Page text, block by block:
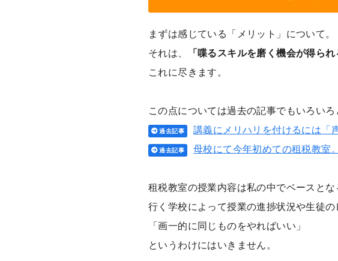
まずは感じている「メリット」について。
それは、
「喋るスキルを磨く機会が得られ
これに尽きます。
この点については過去の記事でもいろいろ
過去記事 講義にメリハリを付けるには「
過去記事 母校にて今年初めての租税教室
租税教室の授業内容は私の中でベースと
行く学校によって授業の進捗状況や生徒の
「画一的に同じものをやればいい」
というわけにはいきません。